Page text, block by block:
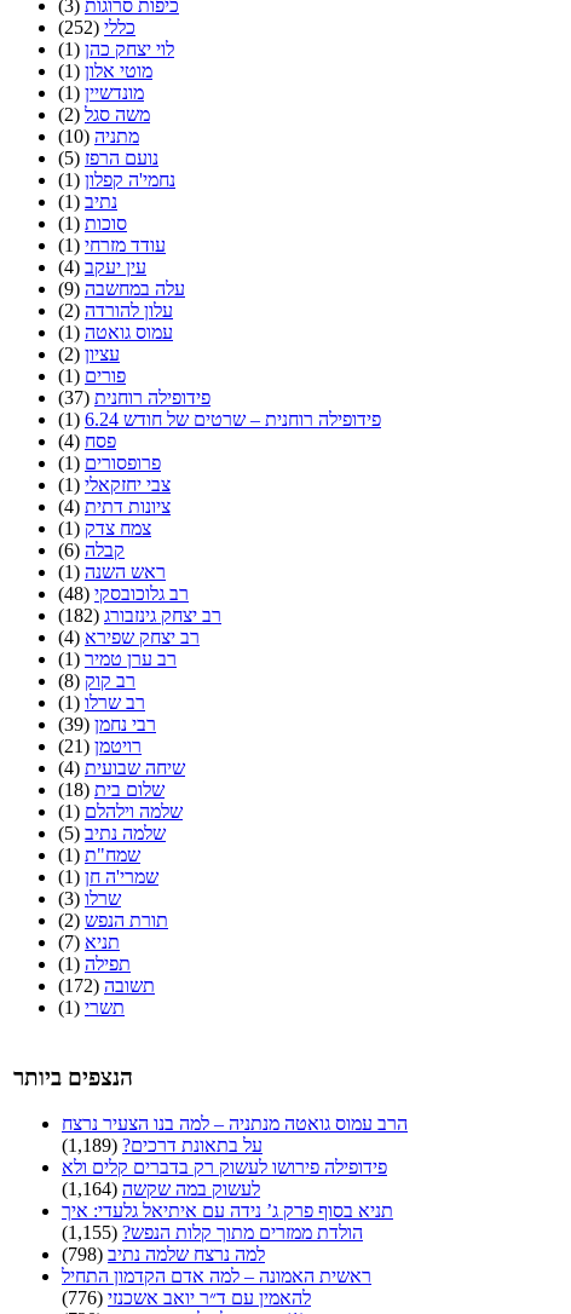
כיפות סרוגות (3)
כללי (252)
לוי יצחק כהן (1)
מוטי אלון (1)
מונדשיין (1)
משה סגל (2)
מתניה (10)
נועם הרפז (5)
נחמי'ה קפלון (1)
נתיב (1)
סוכות (1)
עודד מזרחי (1)
עין יעקב (4)
עלה במחשבה (9)
עלון להורדה (2)
עמוס גואטה (1)
עציון (2)
פורים (1)
פידופילה רוחנית (37)
פידופילה רוחנית – שרטים של חודש 6.24
(1)
פסח (4)
פרופסורים (1)
צבי יחזקאלי (1)
ציונות דתית (4)
צמח צדק (1)
קבלה (6)
ראש השנה (1)
רב גלוכובסקי (48)
רב יצחק גינזבורג (182)
רב יצחק שפירא (4)
רב ערן טמיר (1)
רב קוק (8)
רב שרלו (1)
רבי נחמן (39)
רויטמן (21)
שיחה שבועית (4)
שלום בית (18)
שלמה וילהלם (1)
שלמה נתיב (5)
שמח"ת (1)
שמרי'ה חן (1)
שרלו (3)
תורת הנפש (2)
תניא (7)
תפילה (1)
תשובה (172)
תשרי (1)
הנצפים ביותר
הרב עמוס גואטה מנתניה – למה בנו הצעיר נרצח
על בתאונת דרכים? (1,189)
פידופילה פירושו לעשוק רק בדברים קלים ולא
לעשוק במה שקשה (1,164)
תניא בסוף פרק ג’ נידה עם איתיאל גלעדי: איך
הולדת ממזרים מתוך קלות הנפש? (1,155)
למה נרצח שלמה נתיב (798)
ראשית האמונה – למה אדם הקדמון התחיל
להאמין עם ד״ר יואב אשכנזי (776)